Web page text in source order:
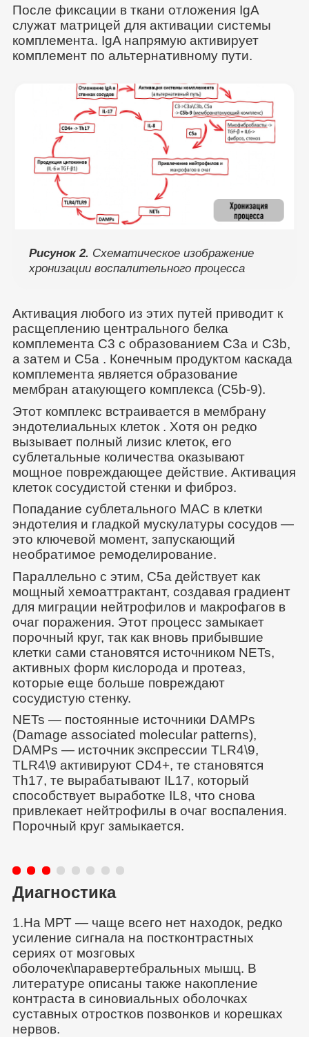
После фиксации в ткани отложения IgA
служат матрицей для активации системы
комплемента. IgA напрямую активирует
комплемент по альтернативному пути.
Рисунок 2. Схематическое изображение
хронизации воспалительного процесса
Активация любого из этих путей приводит к
расщеплению центрального белка
комплемента C3 с образованием C3a и C3b,
а затем и C5a . Конечным продуктом каскада
комплемента является образование
мембран атакующего комплекса (C5b-9).
Этот комплекс встраивается в мембрану
эндотелиальных клеток . Хотя он редко
вызывает полный лизис клеток, его
сублетальные количества оказывают
мощное повреждающее действие. Активация
клеток сосудистой стенки и фиброз.
Попадание сублетального MAC в клетки
эндотелия и гладкой мускулатуры сосудов —
это ключевой момент, запускающий
необратимое ремоделирование.
Параллельно с этим, C5a действует как
мощный хемоаттрактант, создавая градиент
для миграции нейтрофилов и макрофагов в
очаг поражения. Этот процесс замыкает
порочный круг, так как вновь прибывшие
клетки сами становятся источником NETs,
активных форм кислорода и протеаз,
которые еще больше повреждают
сосудистую стенку.
NETs — постоянные источники DAMPs
(Damage associated molecular patterns),
DAMPs — источник экспрессии TLR4\9,
TLR4\9 активируют СD4+, те становятся
Th17, те вырабатывают IL17, который
способствует выработке IL8, что снова
привлекает нейтрофилы в очаг воспаления.
Порочный круг замыкается.
Диагностика
1.На МРТ — чаще всего нет находок, редко
усиление сигнала на постконтрастных
сериях от мозговых
оболочек\паравертебральных мышц. В
литературе описаны также накопление
контраста в синовиальных оболочках
суставных отростков позвонков и корешках
нервов.